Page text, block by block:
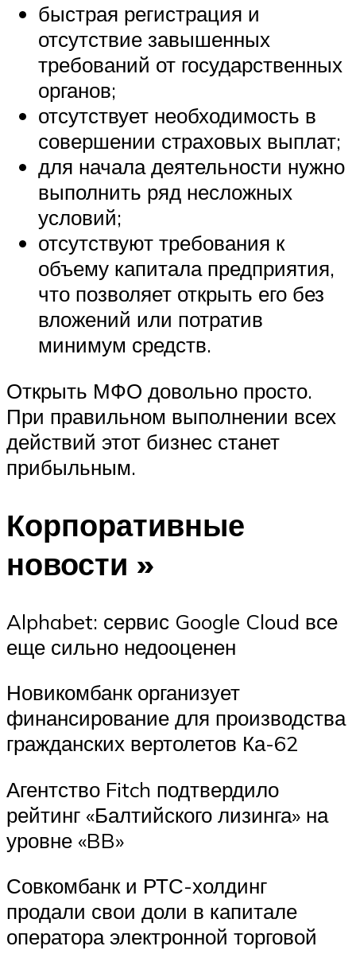
быстрая регистрация и
отсутствие завышенных
требований от государственных
органов;
отсутствует необходимость в
совершении страховых выплат;
для начала деятельности нужно
выполнить ряд несложных
условий;
отсутствуют требования к
объему капитала предприятия,
что позволяет открыть его без
вложений или потратив
минимум средств.
Открыть МФО довольно просто.
При правильном выполнении всех
действий этот бизнес станет
прибыльным.
Корпоративные
новости »
Alphabet: сервис Google Cloud все
еще сильно недооценен
Новикомбанк организует
финансирование для производства
гражданских вертолетов Ка-62
Агентство Fitch подтвердило
рейтинг «Балтийского лизинга» на
уровне «BB»
Совкомбанк и РТС-холдинг
продали свои доли в капитале
оператора электронной торговой